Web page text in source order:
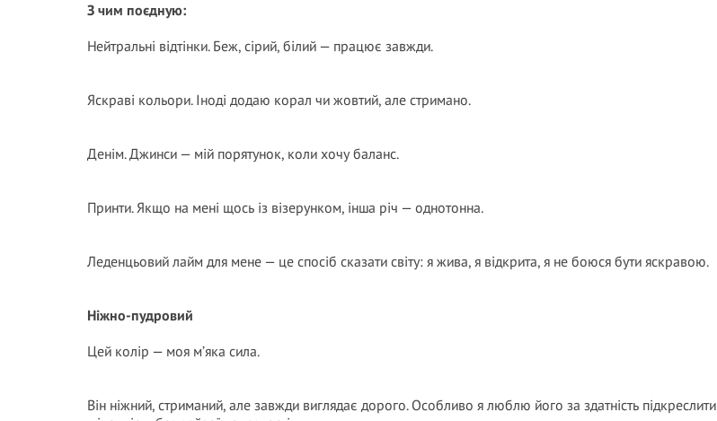
З чим поєдную:
Нейтральні відтінки. Беж, сірий, білий — працює завжди.
Яскраві кольори. Іноді додаю корал чи жовтий, але стримано.
Денім. Джинси — мій порятунок, коли хочу баланс.
Принти. Якщо на мені щось із візерунком, інша річ — однотонна.
Леденцьовий лайм для мене — це спосіб сказати світу: я жива, я відкрита, я не боюся бути яскравою.
Ніжно-пудровий
Цей колір — моя м’яка сила.
Він ніжний, стриманий, але завжди виглядає дорого. Особливо я люблю його за здатність підкреслити